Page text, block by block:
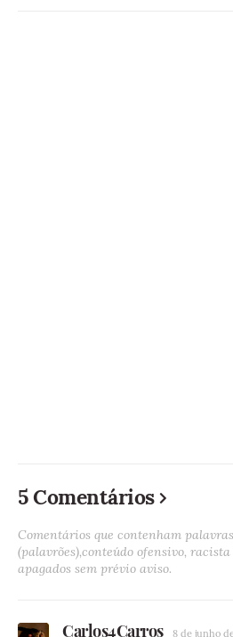
5 Comentários
Comentários que contenham
(palavrões),conteúdo ofensivo,
apagados sem prévio aviso.
Carlos4Carros 8 de junho